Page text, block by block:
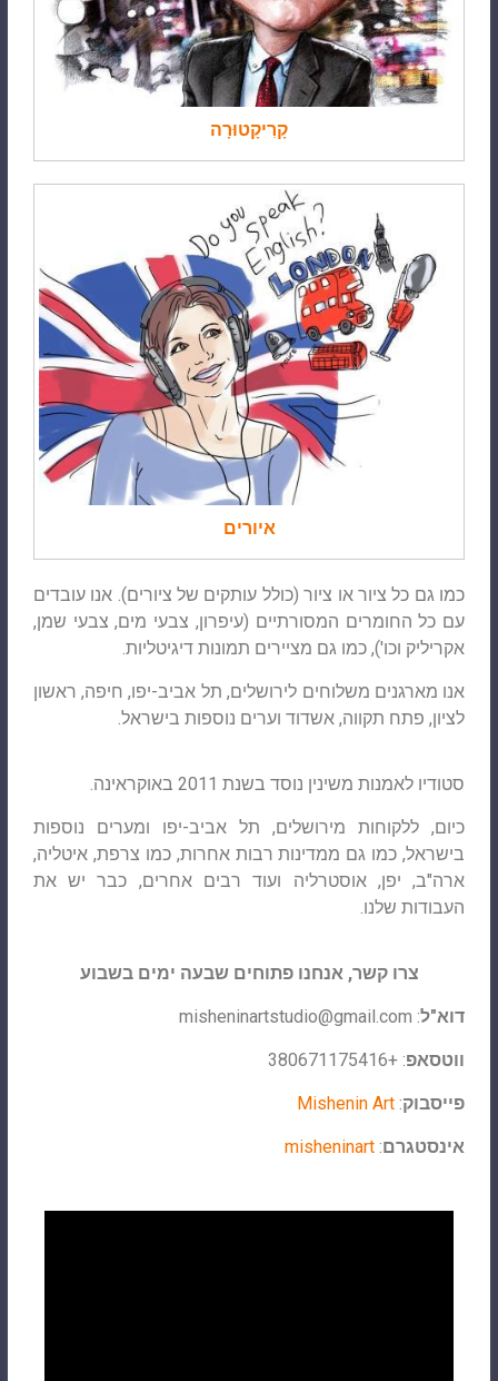
קָרִיקָטוּרָה
איורים
כמו גם כל ציור או ציור (כולל עותקים של ציורים). אנו עובדים
עם כל החומרים המסורתיים (עיפרון, צבעי מים, צבעי שמן,
אקריליק וכו'), כמו גם מציירים תמונות דיגיטליות.
אנו מארגנים משלוחים לירושלים, תל אביב-יפו, חיפה, ראשון
לציון, פתח תקווה, אשדוד וערים נוספות בישראל.
סטודיו לאמנות משינין נוסד בשנת 2011 באוקראינה.
כיום, ללקוחות מירושלים, תל אביב-יפו ומערים נוספות
בישראל, כמו גם ממדינות רבות אחרות, כמו צרפת, איטליה,
ארה"ב, יפן, אוסטרליה ועוד רבים אחרים, כבר יש את
העבודות שלנו.
צרו קשר, אנחנו פתוחים שבעה ימים בשבוע
דוא"ל:
misheninartstudio@gmail.com
ווטסאפ: +380671175416
פייסבוק:
Mishenin Art
אינסטגרם:
misheninart